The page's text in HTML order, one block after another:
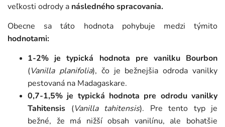
veľkosti odrody a následného spracovania.
Obecne sa táto hodnota pohybuje medzi týmito
hodnotami:
1-2% je typická hodnota pre vanilku Bourbon
(Vanilla planifolia), čo je bežnejšia odroda vanilky
pestovaná na Madagaskare.
0,7-1,5% je typická hodnota pre odrodu vanilky
Tahitensis (Vanilla tahitensis). Pre tento typ je
bežné, že má nižší obsah vanilínu, ale bohatšie